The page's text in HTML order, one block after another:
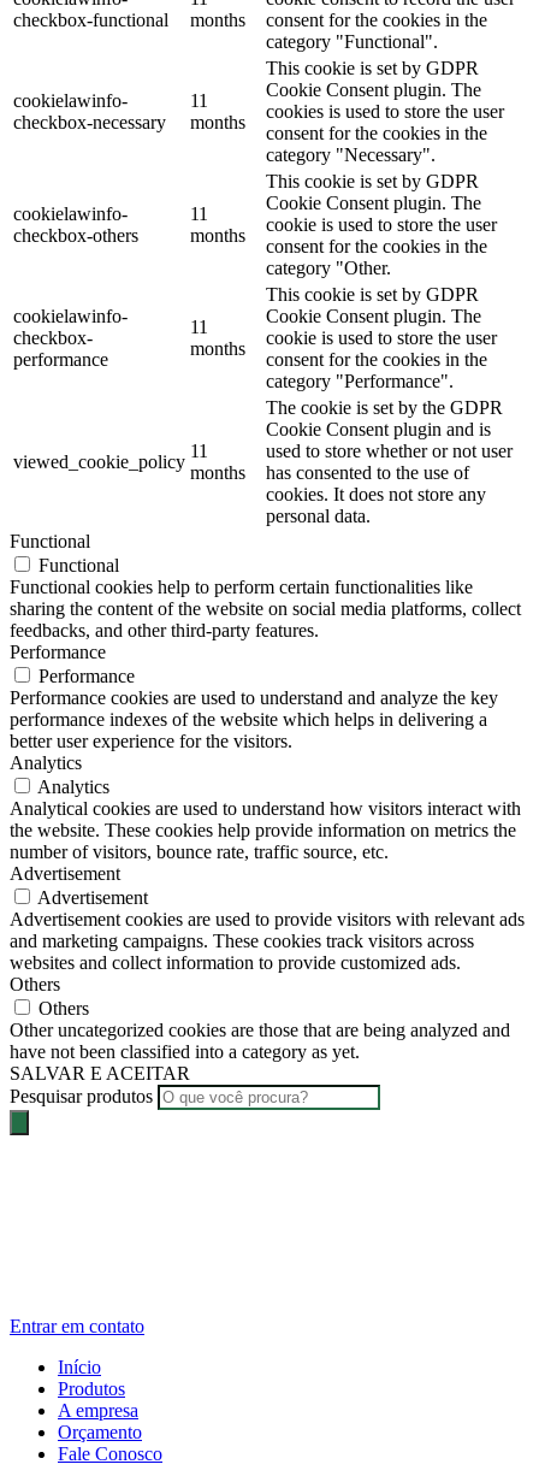
checkbox-functional
months
consent for the cookies in the
category "Functional".
cookielawinfo-
checkbox-necessary
11
months
This cookie is set by GDPR
Cookie Consent plugin. The
cookies is used to store the user
consent for the cookies in the
category "Necessary".
cookielawinfo-
checkbox-others
11
months
This cookie is set by GDPR
Cookie Consent plugin. The
cookie is used to store the user
consent for the cookies in the
category "Other.
cookielawinfo-
checkbox-
performance
11
months
This cookie is set by GDPR
Cookie Consent plugin. The
cookie is used to store the user
consent for the cookies in the
category "Performance".
viewed_cookie_policy
11
months
The cookie is set by the GDPR
Cookie Consent plugin and is
used to store whether or not user
has consented to the use of
cookies. It does not store any
personal data.
Functional
Functional
Functional cookies help to perform certain functionalities like
sharing the content of the website on social media platforms, collect
feedbacks, and other third-party features.
Performance
Performance
Performance cookies are used to understand and analyze the key
performance indexes of the website which helps in delivering a
better user experience for the visitors.
Analytics
Analytics
Analytical cookies are used to understand how visitors interact with
the website. These cookies help provide information on metrics the
number of visitors, bounce rate, traffic source, etc.
Advertisement
Advertisement
Advertisement cookies are used to provide visitors with relevant ads
and marketing campaigns. These cookies track visitors across
websites and collect information to provide customized ads.
Others
Others
Other uncategorized cookies are those that are being analyzed and
have not been classified into a category as yet.
SALVAR E ACEITAR
Pesquisar produtos
Entrar em contato
Início
Produtos
A empresa
Orçamento
Fale Conosco